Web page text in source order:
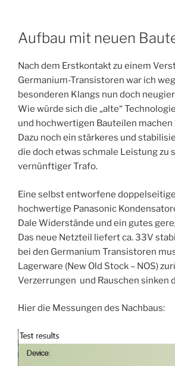
Aufbau mit neuen
Nach dem Erstkontakt zu einem
Germanium-Transistoren war ich
besonderen Klangs nun doch
Wie würde sich die „alte“
und hochwertigen Bauteilen machen
Dazu noch ein stärkeres und
die doch etwas schmale Leistung zu
vernünftiger Trafo.
Eine selbst entworfene
hochwertige Panasonic
Dale Widerstände und ein gutes
Das neue Netzteil liefert ca. 33V
bei den Germanium Transistoren
Lagerware (New Old Stock – NOS)
Verzerrungen und Rauschen sinken
Hier die Messungen des Nachbaus: